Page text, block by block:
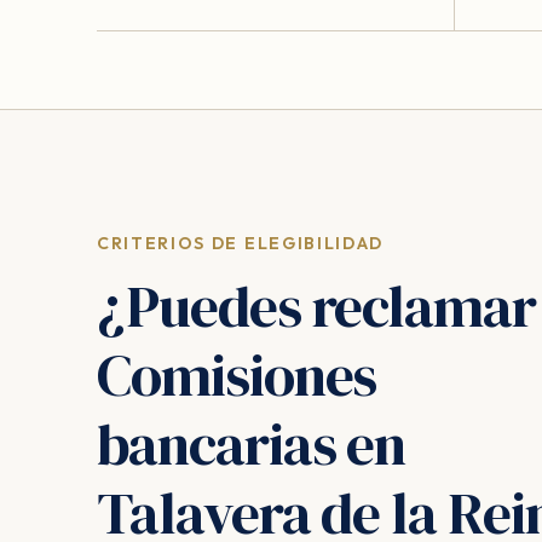
CRITERIOS DE ELEGIBILIDAD
¿Puedes reclamar
Comisiones
bancarias en
Talavera de la